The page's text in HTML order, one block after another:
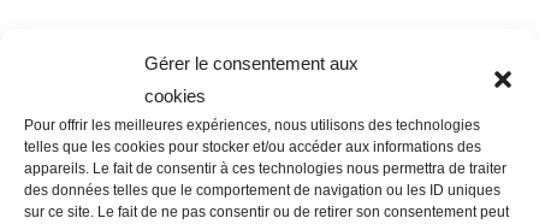
Gérer le consentement aux
cookies
Pour offrir les meilleures expériences, nous utilisons des technologies
telles que les cookies pour stocker et/ou accéder aux informations des
appareils. Le fait de consentir à ces technologies nous permettra de traiter
des données telles que le comportement de navigation ou les ID uniques
sur ce site. Le fait de ne pas consentir ou de retirer son consentement peut
Famille : F01
Diamètre : 40 mm